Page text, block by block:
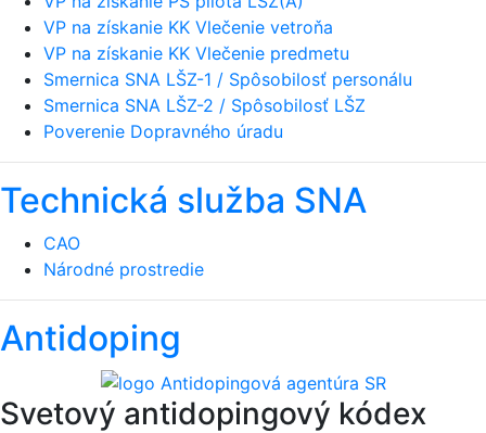
VP na získanie KK Vlečenie vetroňa
VP na získanie KK Vlečenie predmetu
Smernica SNA LŠZ-1 / Spôsobilosť personálu
Smernica SNA LŠZ-2 / Spôsobilosť LŠZ
Poverenie Dopravného úradu
Technická služba SNA
CAO
Národné prostredie
Antidoping
Svetový antidopingový kódex